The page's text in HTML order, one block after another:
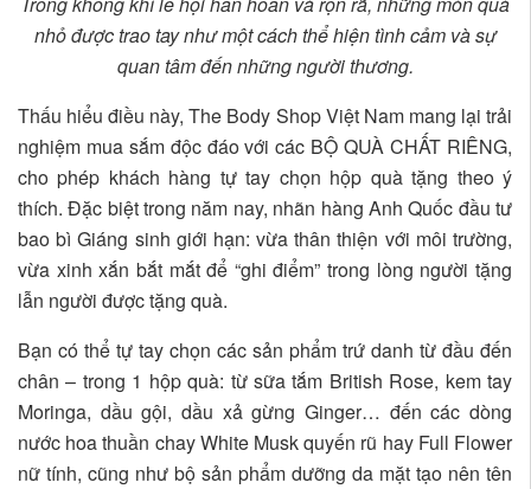
nhỏ được trao tay như một cách thể hiện tình cảm và sự
quan tâm đến những người thương.
Thấu hiểu điều này, The Body Shop Việt Nam mang lại trải
nghiệm mua sắm độc đáo với các BỘ QUÀ CHẤT RIÊNG,
cho phép khách hàng tự tay chọn hộp quà tặng theo ý
thích. Đặc biệt trong năm nay, nhãn hàng Anh Quốc đầu tư
bao bì Giáng sinh giới hạn: vừa thân thiện với môi trường,
vừa xinh xắn bắt mắt để “ghi điểm” trong lòng người tặng
lẫn người được tặng quà.
Bạn có thể tự tay chọn các sản phẩm trứ danh từ đầu đến
chân – trong 1 hộp quà: từ sữa tắm British Rose, kem tay
Moringa, dầu gội, dầu xả gừng Ginger… đến các dòng
nước hoa thuần chay White Musk quyến rũ hay Full Flower
nữ tính, cũng như bộ sản phẩm dưỡng da mặt tạo nên tên